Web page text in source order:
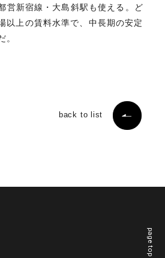
営新宿線・大島斜駅も使える。ど
以上の賃料水準で、中長期の安定
。
back to list
page top